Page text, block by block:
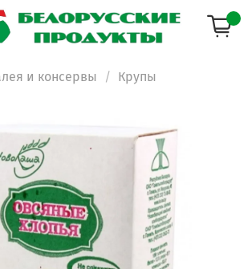
и консервы Крупы